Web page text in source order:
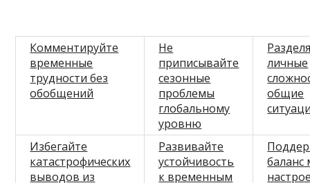
Комментируйте
временные
трудности без
обобщений
Не
приписывайте
сезонные
проблемы
глобальному
уровню
личные
общие
Избегайте
катастрофических
выводов из
Развивайте
устойчивость
к временным
баланс